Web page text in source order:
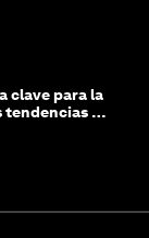
clave para la
tendencias de